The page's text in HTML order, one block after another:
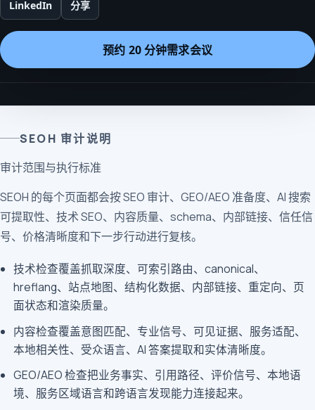
LinkedIn 分享
预约 20 分钟需求会议
SEOH 审计说明
审计范围与执行标准
SEOH 的每个页面都会按 SEO 审计、GEO/AEO 准备度、AI 搜索
可提取性、技术 SEO、内容质量、schema、内部链接、信任信
号、价格清晰度和下一步行动进行复核。
技术检查覆盖抓取深度、可索引路由、canonical、
hreflang、站点地图、结构化数据、内部链接、重定向、页
面状态和渲染质量。
内容检查覆盖意图匹配、专业信号、可见证据、服务适配、
本地相关性、受众语言、AI 答案提取和实体清晰度。
GEO/AEO 检查把业务事实、引用路径、评价信号、本地语
境、服务区域语言和跨语言发现能力连接起来。